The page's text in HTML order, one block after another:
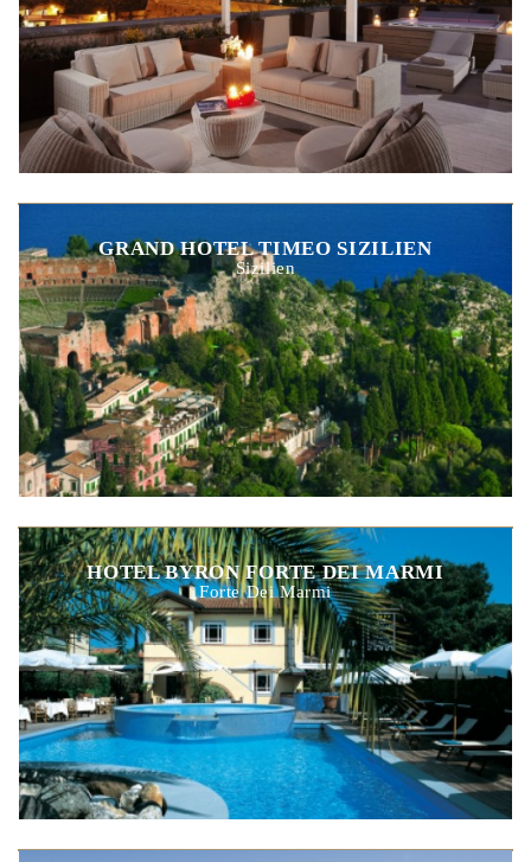
GRAND HOTEL TIMEO SIZILIEN
Sizilien
HOTEL BYRON FORTE DEI MARMI
Forte Dei Marmi